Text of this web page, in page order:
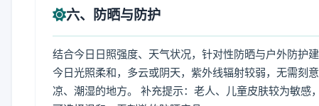
六、防晒与防护
结合今日日照强度、天气状况，针对性防晒与户外防护
今日光照柔和，多云或阴天，紫外线辐射较弱，无需刻
凉、潮湿的地方。 补充提示：老人、儿童皮肤较为敏